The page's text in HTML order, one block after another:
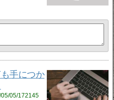
手につか
05/05/172145